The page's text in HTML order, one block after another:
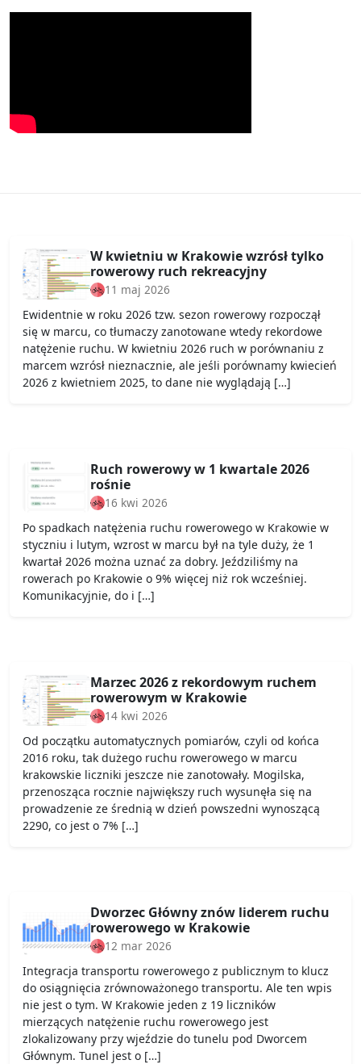
W kwietniu w Krakowie wzrósł tylko
rowerowy ruch rekreacyjny
11 maj 2026
Ewidentnie w roku 2026 tzw. sezon rowerowy rozpoczął
się w marcu, co tłumaczy zanotowane wtedy rekordowe
natężenie ruchu. W kwietniu 2026 ruch w porównaniu z
marcem wzrósł nieznacznie, ale jeśli porównamy kwiecień
2026 z kwietniem 2025, to dane nie wyglądają […]
Ruch rowerowy w 1 kwartale 2026
rośnie
16 kwi 2026
Po spadkach natężenia ruchu rowerowego w Krakowie w
styczniu i lutym, wzrost w marcu był na tyle duży, że 1
kwartał 2026 można uznać za dobry. Jeździliśmy na
rowerach po Krakowie o 9% więcej niż rok wcześniej.
Komunikacyjnie, do i […]
Marzec 2026 z rekordowym ruchem
rowerowym w Krakowie
14 kwi 2026
Od początku automatycznych pomiarów, czyli od końca
2016 roku, tak dużego ruchu rowerowego w marcu
krakowskie liczniki jeszcze nie zanotowały. Mogilska,
przenosząca rocznie największy ruch wysunęła się na
prowadzenie ze średnią w dzień powszedni wynoszącą
2290, co jest o 7% […]
Dworzec Główny znów liderem ruchu
rowerowego w Krakowie
12 mar 2026
Integracja transportu rowerowego z publicznym to klucz
do osiągnięcia zrównoważonego transportu. Ale ten wpis
nie jest o tym. W Krakowie jeden z 19 liczników
mierzących natężenie ruchu rowerowego jest
zlokalizowany przy wjeździe do tunelu pod Dworcem
Głównym. Tunel jest o […]